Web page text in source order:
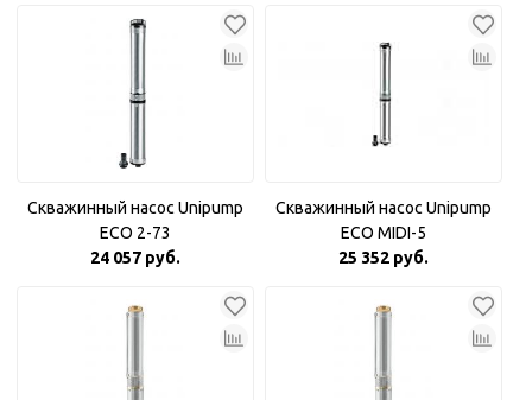
Скважинный насос Unipump
ECO 2-73
24 057 руб.
Скважинный насос Unipump
ECO MIDI-5
25 352 руб.